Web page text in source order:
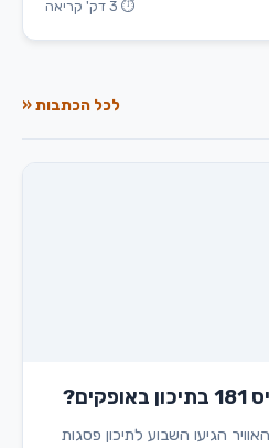
⏱ 3 דק' קריאה
לכל הכתבות «
181 של חיל האוויר הגיעו השבוע לתיכון פסגות